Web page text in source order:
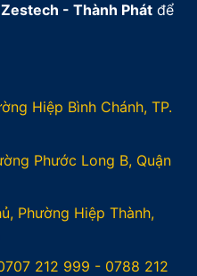
- Thành Phát để
Hiệp Bình Chánh, TP.
Phước Long B, Quận
Phường Hiệp Thành,
212 999 - 0788 212